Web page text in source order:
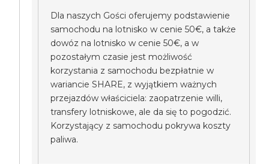
Dla naszych Gości oferujemy podstawienie
samochodu na lotnisko w cenie 50€, a także
dowóz na lotnisko w cenie 50€, a w
pozostałym czasie jest możliwość
korzystania z samochodu bezpłatnie w
wariancie SHARE, z wyjątkiem ważnych
przejazdów właściciela: zaopatrzenie willi,
transfery lotniskowe, ale da się to pogodzić.
Korzystający z samochodu pokrywa koszty
paliwa.